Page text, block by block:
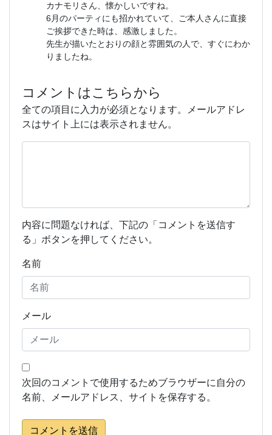
カナモリさん、懐かしいですね。
6月のパーティにも招かれていて、ご本人さんに直接
ご挨拶できた時は、感激しました。
先生が描いたとおりの顔と雰囲気の人で、すぐにわか
りましたね。
コメントはこちらから
全ての項目に入力が必須となります。メールアドレ
スはサイト上には表示されません。
内容に問題なければ、下記の「コメントを送信す
る」ボタンを押してください。
名前
メール
次回のコメントで使用するためブラウザーに自分の
名前、メールアドレス、サイトを保存する。
コメントを送信